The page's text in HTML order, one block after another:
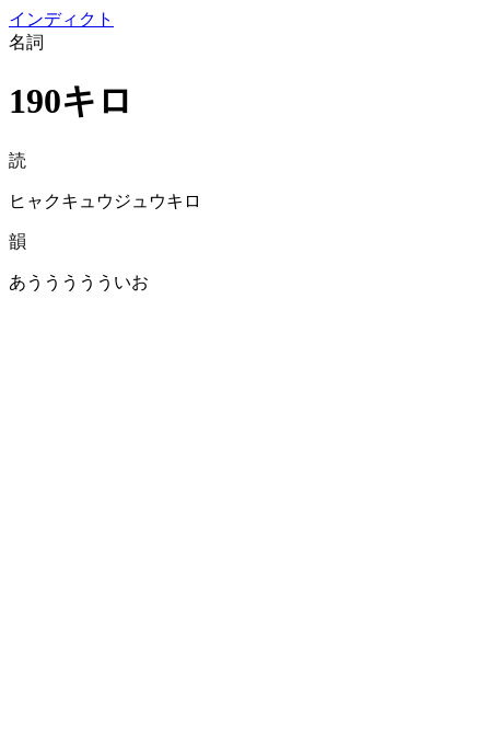
インディクト
名詞
190キロ
読
ヒャクキュウジュウキロ
韻
あううううういお